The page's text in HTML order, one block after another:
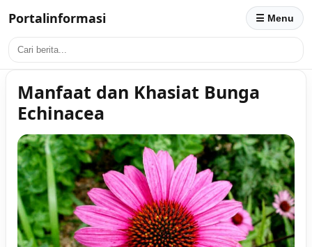
Portalinformasi ☰ Menu
Manfaat dan Khasiat Bunga
Echinacea